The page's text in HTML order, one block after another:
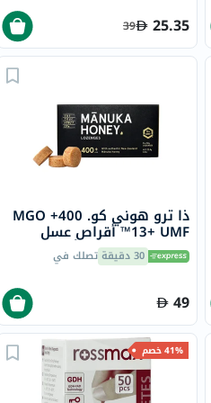
25.35
39
ذا ترو هوني كو. 400+ MGO
13+ UMF™ أقراص عسل
مانوكا 2.8 جرام 8 أقراص30 دقيقة تصلك في
49
41% خصم